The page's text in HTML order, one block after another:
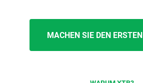
MACHEN SIE DEN